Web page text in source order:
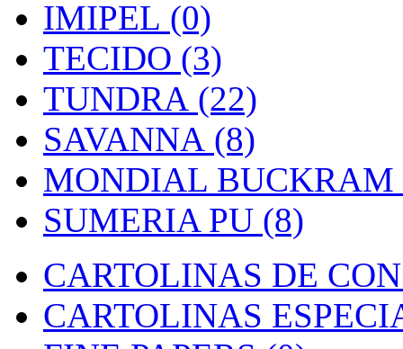
IMIPEL (0)
TECIDO (3)
TUNDRA (22)
SAVANNA (8)
MONDIAL BUCKRAM
SUMERIA PU (8)
CARTOLINAS DE
CARTOLINAS